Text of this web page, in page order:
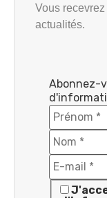
Vous
actualités.
Abonnez-